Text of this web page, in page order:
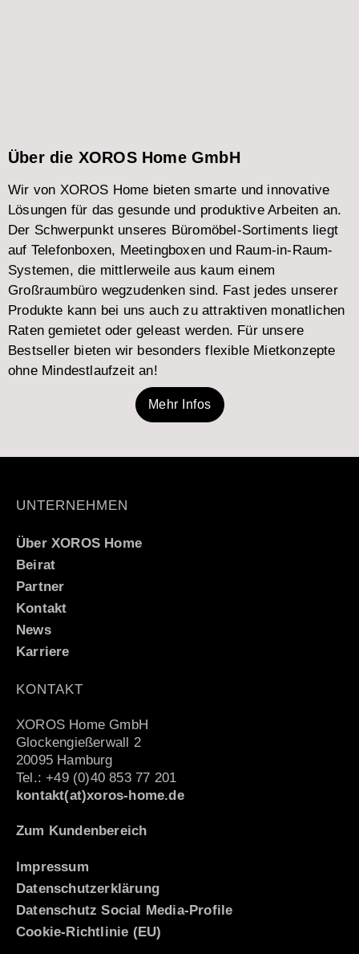
Über die XOROS Home GmbH
Wir von XOROS Home bieten smarte und innovative
Lösungen für das gesunde und produktive Arbeiten an.
Der Schwerpunkt unseres Büromöbel-Sortiments liegt
auf Telefonboxen, Meetingboxen und Raum-in-Raum-
Systemen, die mittlerweile aus kaum einem
Großraumbüro wegzudenken sind. Fast jedes unserer
Produkte kann bei uns auch zu attraktiven monatlichen
Raten gemietet oder geleast werden. Für unsere
Bestseller bieten wir besonders flexible Mietkonzepte
ohne Mindestlaufzeit an!
Mehr Infos
UNTERNEHMEN
Über XOROS Home
Beirat
Partner
Kontakt
News
Karriere
KONTAKT
XOROS Home GmbH
Glockengießerwall 2
20095 Hamburg
Tel.: +49 (0)40 853 77 201
kontakt(at)xoros-home.de
Zum Kundenbereich
Impressum
Datenschutzerklärung
Datenschutz Social Media-Profile
Cookie-Richtlinie (EU)